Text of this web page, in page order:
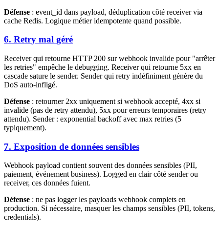
Défense : event_id dans payload, déduplication côté receiver via
cache Redis. Logique métier idempotente quand possible.
6. Retry mal géré
Receiver qui retourne HTTP 200 sur webhook invalide pour "arrêter
les retries" empêche le debugging. Receiver qui retourne 5xx en
cascade sature le sender. Sender qui retry indéfiniment génère du
DoS auto-infligé.
Défense : retourner 2xx uniquement si webhook accepté, 4xx si
invalide (pas de retry attendu), 5xx pour erreurs temporaires (retry
attendu). Sender : exponential backoff avec max retries (5
typiquement).
7. Exposition de données sensibles
Webhook payload contient souvent des données sensibles (PII,
paiement, événement business). Logged en clair côté sender ou
receiver, ces données fuient.
Défense : ne pas logger les payloads webhook complets en
production. Si nécessaire, masquer les champs sensibles (PII, tokens,
credentials).